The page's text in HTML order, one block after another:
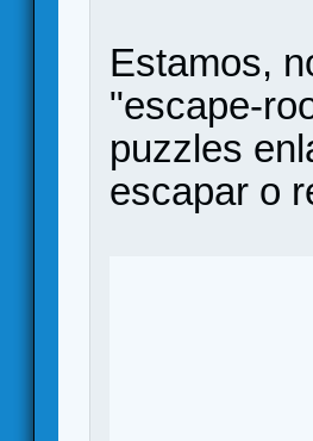
Estamos,
"escape-
puzzles
escapar o